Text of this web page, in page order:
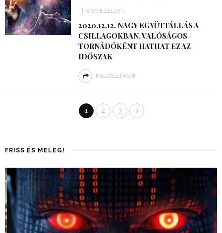
6 ÉV EZELŐTT
2020.12.12. NAGY EGYÜTTÁLLÁS A
CSILLAGOKBAN, VALÓSÁGOS
TORNÁDÓKÉNT HATHAT EZ AZ
IDŐSZAK
MEGOSZTÁSOK
1 2 3
FRISS ÉS MELEG!